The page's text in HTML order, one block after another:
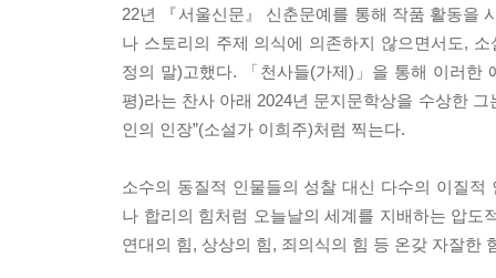
22년 『서울신문』 신춘문예를 통해 작품 활동을
나 스토리의 주제 의식에 의존하지 않으면서도,
정의 말)고했다. 「천사들(가제)」을 통해 이러한
평)라는 찬사 아래 2024년 문지문학상을 수상한
인의 인장”(소설가 이희주)처럼 찍는다.
소수의 동질적 인물들의 성찰 대신 다수의 이질
나 합리의 힘처럼 오늘날의 세계를 지배하는 압
연대의 힘, 상상의 힘, 죄의식의 힘 등 온갖 자잘한